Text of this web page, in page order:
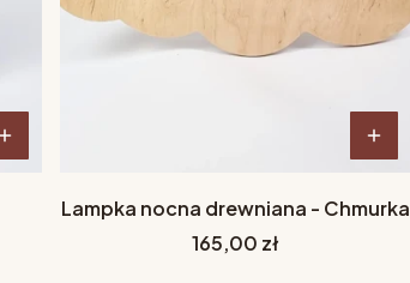
Lampka nocna drewniana - Chmurka
Cena
165,00 zł